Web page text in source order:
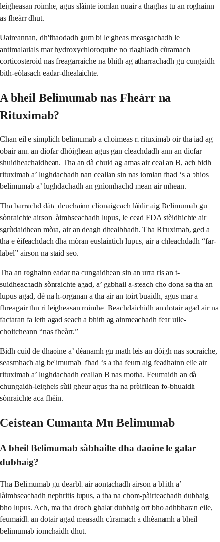
leigheasan roimhe, agus slàinte iomlan nuair a thaghas tu an roghainn
as fheàrr dhut.
Uaireannan, dh'fhaodadh gum bi leigheas measgachadh le
antimalarials mar hydroxychloroquine no riaghladh cùramach
corticosteroid nas freagarraiche na bhith ag atharrachadh gu cungaidh
bith-eòlasach eadar-dhealaichte.
A bheil Belimumab nas Fheàrr na
Rituximab?
Chan eil e sìmplidh belimumab a choimeas ri rituximab oir tha iad ag
obair ann an diofar dhòighean agus gan cleachdadh ann an diofar
shuidheachaidhean. Tha an dà chuid ag amas air ceallan B, ach bidh
rituximab a’ lughdachadh nan ceallan sin nas iomlan fhad ‘s a bhios
belimumab a’ lughdachadh an gnìomhachd mean air mhean.
Tha barrachd dàta deuchainn clionaigeach làidir aig Belimumab gu
sònraichte airson làimhseachadh lupus, le cead FDA stèidhichte air
sgrùdaidhean mòra, air an deagh dhealbhadh. Tha Rituximab, ged a
tha e èifeachdach dha mòran euslaintich lupus, air a chleachdadh “far-
label” airson na staid seo.
Tha an roghainn eadar na cungaidhean sin an urra ris an t-
suidheachadh sònraichte agad, a’ gabhail a-steach cho dona sa tha an
lupus agad, dè na h-organan a tha air an toirt buaidh, agus mar a
fhreagair thu ri leigheasan roimhe. Beachdaichidh an dotair agad air na
factaran fa leth agad seach a bhith ag ainmeachadh fear uile-
choitcheann “nas fheàrr.”
Bidh cuid de dhaoine a’ dèanamh gu math leis an dòigh nas socraiche,
seasmhach aig belimumab, fhad ‘s a tha feum aig feadhainn eile air
rituximab a’ lughdachadh ceallan B nas motha. Feumaidh an dà
chungaidh-leigheis sùil gheur agus tha na pròifilean fo-bhuaidh
sònraichte aca fhèin.
Ceistean Cumanta Mu Belimumab
A bheil Belimumab sàbhailte dha daoine le galar
dubhaig?
Tha Belimumab gu dearbh air aontachadh airson a bhith a’
làimhseachadh nephritis lupus, a tha na chom-pàirteachadh dubhaig
bho lupus. Ach, ma tha droch ghalar dubhaig ort bho adhbharan eile,
feumaidh an dotair agad measadh cùramach a dhèanamh a bheil
belimumab iomchaidh dhut.